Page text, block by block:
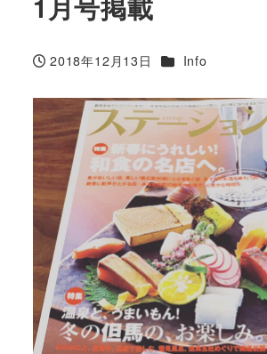
投稿日
2018年12月13日 カテゴリー
Info